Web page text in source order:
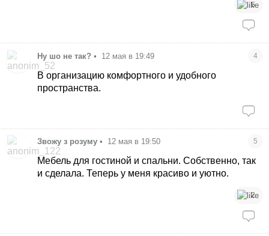
5
Ну шо не так? • 12 мая в 19:49 4
В организацию комфортного и удобного
пространства.
Звожу з розуму • 12 мая в 19:50 5
Мебель для гостиной и спальни. Собственно, так
и сделала. Теперь у меня красиво и уютно.
2